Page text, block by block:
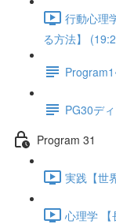
行動心理
る方法】
PG30デ
Program 31
実践【世
心理学